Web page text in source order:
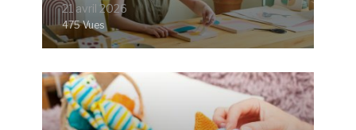
21 avril 2026
475 Vues